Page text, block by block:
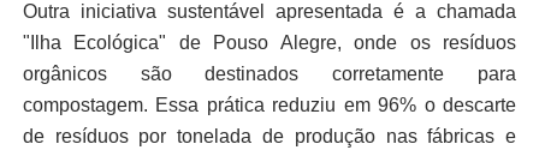
Outra iniciativa sustentável apresentada é a chamada
"Ilha Ecológica" de Pouso Alegre, onde os resíduos
orgânicos são destinados corretamente para
compostagem. Essa prática reduziu em 96% o descarte
de resíduos por tonelada de produção nas fábricas e